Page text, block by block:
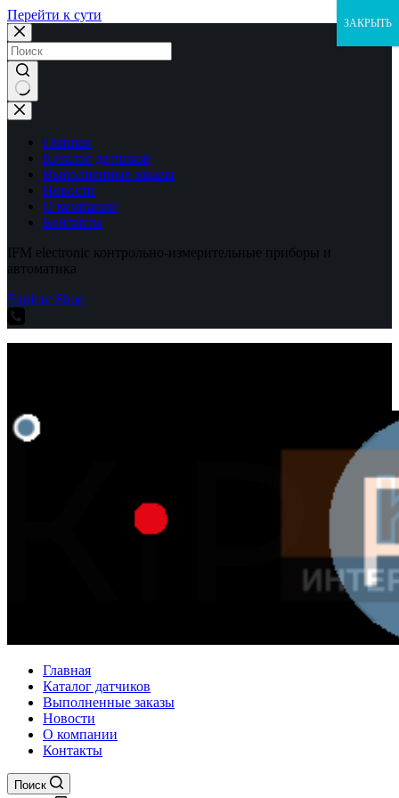
Перейти к сути
Ничего
не
найденоГлавная
Каталог датчиков
Выполненные заказы
Новости
О компании
Контакты
IFM electronic контрольно-измерительные приборы и
автоматика
Explore Shop
Главная
Каталог датчиков
Выполненные заказы
Новости
О компании
Контакты
Поиск
ЗАКРЫТЬ